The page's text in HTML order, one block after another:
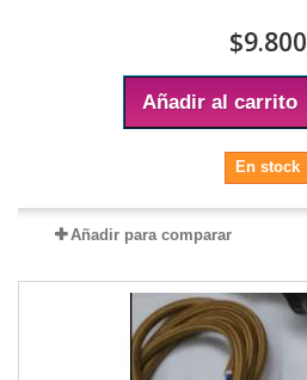
$9.800
Añadir al carrito
En stock
Añadir para comparar